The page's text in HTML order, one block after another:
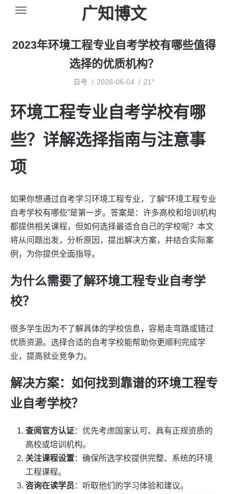
广知博文
2023年环境工程专业自考学校有哪些值得
选择的优质机构？
自考 2026-06-04 21°
环境工程专业自考学校有哪
些？详解选择指南与注意事
项
如果你想通过自考学习环境工程专业，了解“环境工程专业
自考学校有哪些”是第一步。答案是：许多高校和培训机构
都提供相关课程，但如何选择最适合自己的学校呢？本文
将从问题出发，分析原因，提出解决方案，并结合实际案
例，为你提供全面指导。
为什么需要了解环境工程专业自考学
校？
很多学生因为不了解具体的学校信息，容易走弯路或错过
优质资源。选择合适的自考学校能帮助你更顺利完成学
业，提高就业竞争力。
解决方案：如何找到靠谱的环境工程专
业自考学校？
查阅官方认证：优先考虑国家认可、具有正规资质的
高校或培训机构。
关注课程设置：确保所选学校提供完整、系统的环境
工程课程。
咨询在读学员 ：听取他们的学习体验和建议。